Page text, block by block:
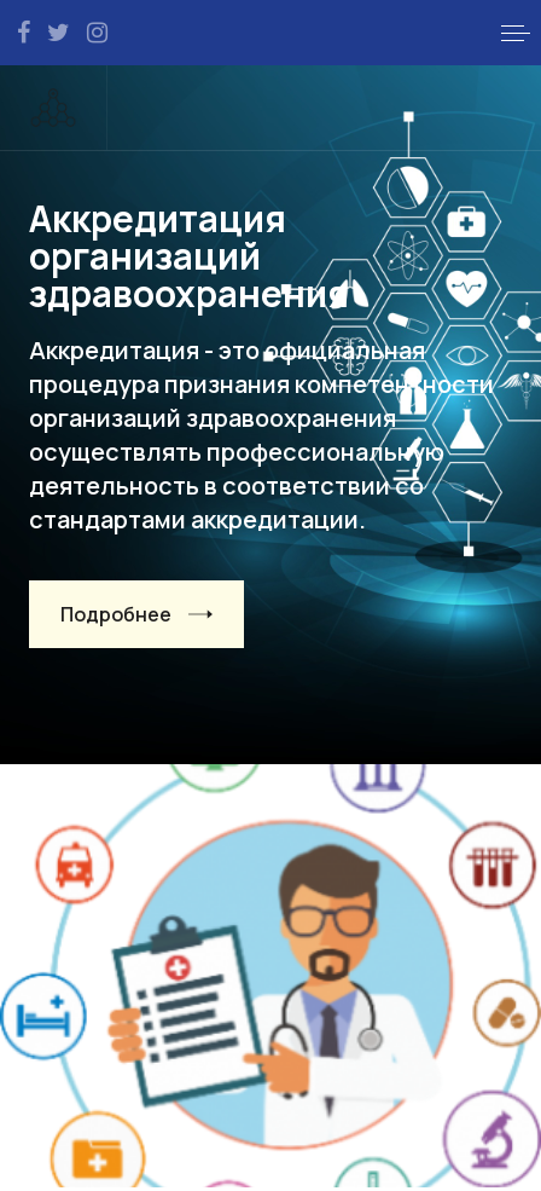
Аккредитация
организаций
здравоохранения
Аккредитация - это официальная
процедура признания компетентности
организаций здравоохранения
осуществлять профессиональную
деятельность в соответствии со
стандартами аккредитации.
Подробнее